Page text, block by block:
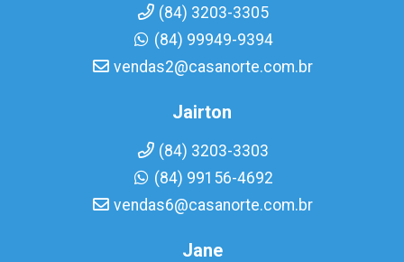
(84) 3203-3305
(84) 99949-9394
vendas2@casanorte.com.br
Jairton
(84) 3203-3303
(84) 99156-4692
vendas6@casanorte.com.br
Jane